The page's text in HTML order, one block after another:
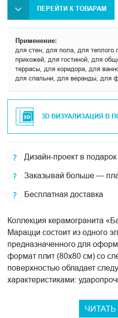
ПЕРЕЙТИ К ТОВАРАМ
Применение:
для стен, для пола, для
прихожей, для гостиной, для
террасы, для коридора, для
для спальни, для веранды, для
3D ВИЗУАЛИЗАЦИЯ В
Дизайн-проект в подарок
Заказывай больше —
Бесплатная доставка
Коллекция керамогранита
Марацци состоит из одного
предназначенного для
формат плит (80х80 см) со
поверхностью обладает
характеристиками:
выполненный в технике